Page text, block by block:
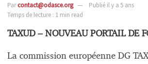
Parcontact@odasce.org
Publié il y a 5 ans
Temps de lecture : 1 min read
TAXUD – NOUVEAU PORTAIL DE
La commission européenne DG